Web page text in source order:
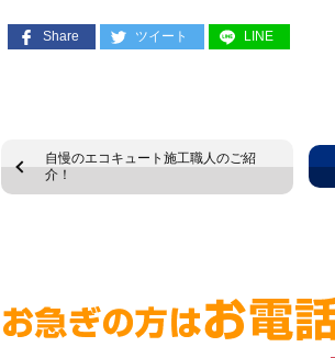
Share ツイート LINE
自慢のエコキュート施工職人のご紹
介！